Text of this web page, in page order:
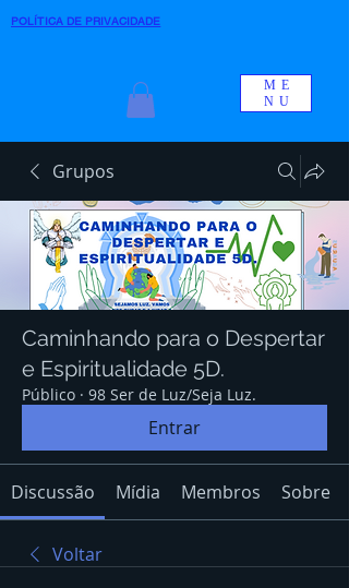
ME
NU
POLÍTICA DE PRIVACIDADE
Grupos
Caminhando para o Despertar
e Espiritualidade 5D.
Público · 98 Ser de Luz/Seja Luz.
Entrar
Discussão Mídia Membros Sobre
Voltar